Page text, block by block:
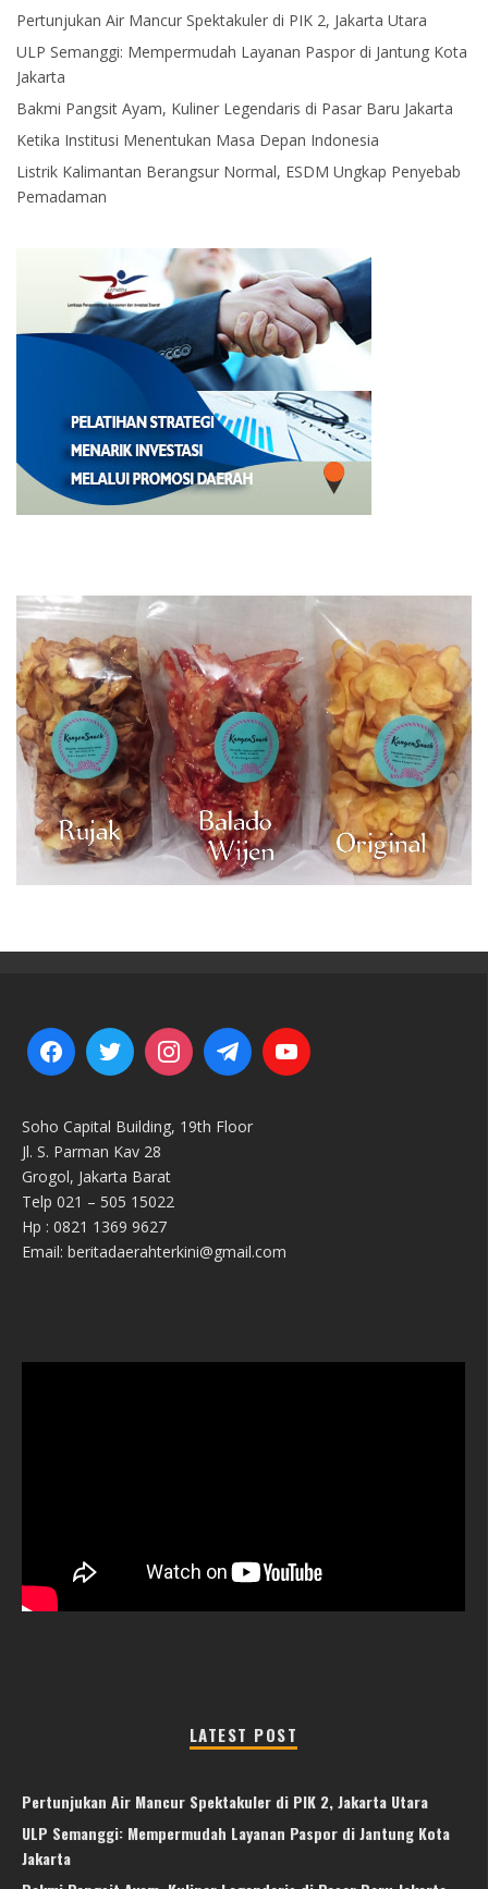
Pertunjukan Air Mancur Spektakuler di PIK 2, Jakarta Utara
ULP Semanggi: Mempermudah Layanan Paspor di Jantung Kota
Jakarta
Bakmi Pangsit Ayam, Kuliner Legendaris di Pasar Baru Jakarta
Ketika Institusi Menentukan Masa Depan Indonesia
Listrik Kalimantan Berangsur Normal, ESDM Ungkap Penyebab
Pemadaman
Soho Capital Building, 19th Floor
Jl. S. Parman Kav 28
Grogol, Jakarta Barat
Telp 021 – 505 15022
Hp : 0821 1369 9627
Email: beritadaerahterkini@gmail.com
LATEST POST
Pertunjukan Air Mancur Spektakuler di PIK 2, Jakarta Utara
ULP Semanggi: Mempermudah Layanan Paspor di Jantung Kota
Jakarta